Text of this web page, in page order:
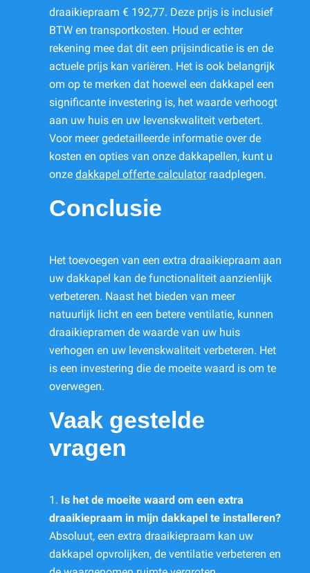
draaikiepraam € 192,77. Deze prijs is inclusief
BTW en transportkosten. Houd er echter
rekening mee dat dit een prijsindicatie is en de
actuele prijs kan variëren. Het is ook belangrijk
om op te merken dat hoewel een dakkapel een
significante investering is, het waarde verhoogt
aan uw huis en uw levenskwaliteit verbetert.
Voor meer gedetailleerde informatie over de
kosten en opties van onze dakkapellen, kunt u
onze dakkapel offerte calculatorraadplegen.
Conclusie
Het toevoegen van een extra draaikiepraam aan
uw dakkapel kan de functionaliteit aanzienlijk
verbeteren. Naast het bieden van meer
natuurlijk licht en een betere ventilatie, kunnen
draaikiepramen de waarde van uw huis
verhogen en uw levenskwaliteit verbeteren. Het
is een investering die de moeite waard is om te
overwegen.
Vaak gestelde
vragen
1. Is het de moeite waard om een extra
draaikiepraam in mijn dakkapel te installeren?
Absoluut, een extra draaikiepraam kan uw
dakkapel opvrolijken, de ventilatie verbeteren en